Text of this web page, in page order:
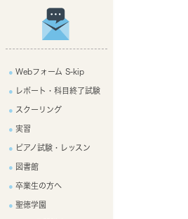
Webフォーム S-kip
レポート・科目終了試験
スクーリング
実習
ピアノ試験・レッスン
図書館
卒業生の方へ
聖徳学園